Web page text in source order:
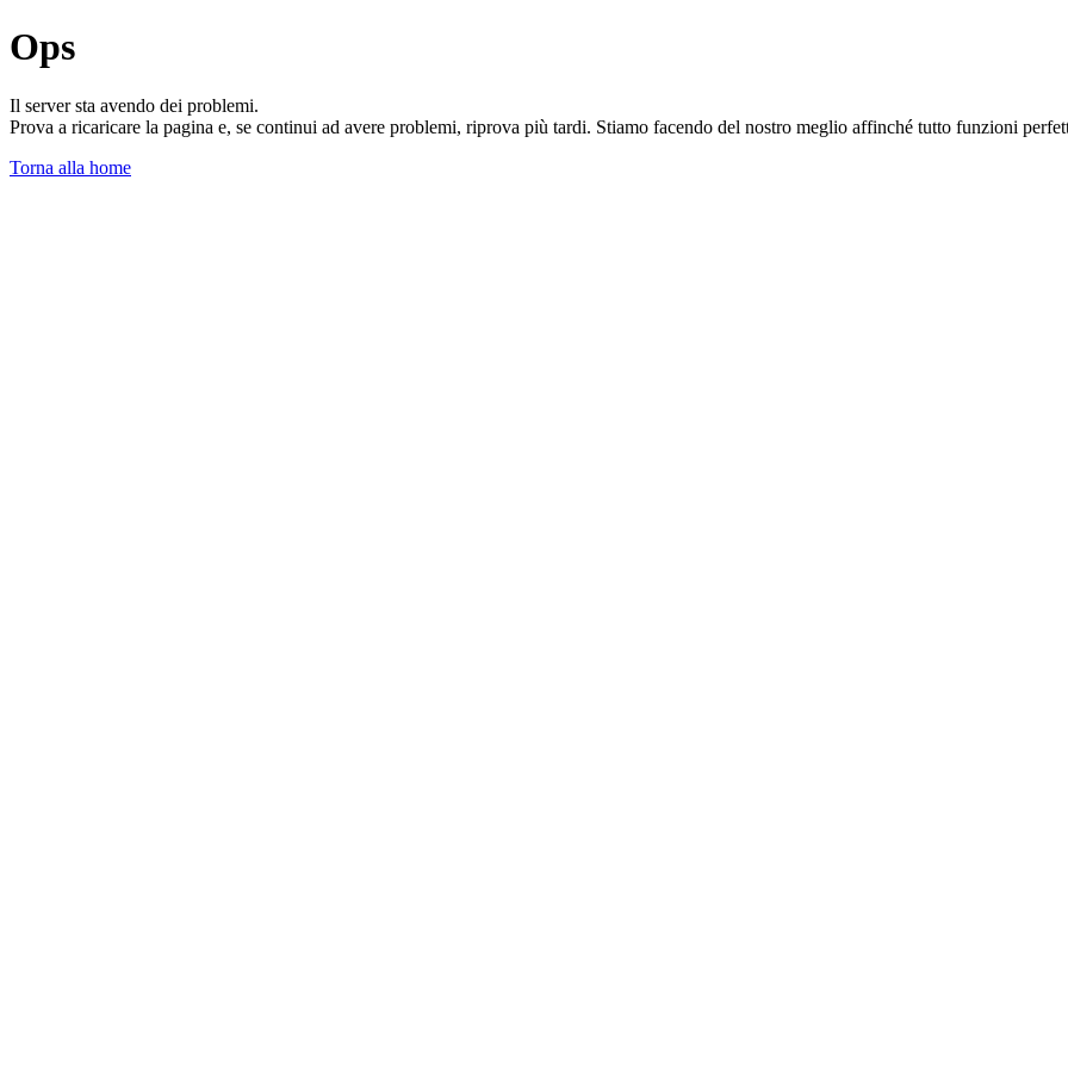
Ops
Il server sta avendo dei problemi.
Prova a ricaricare la pagina e, se continui ad avere problemi, riprova più tardi. Stiamo facendo del nostro meglio affinché tutto funzioni
Torna alla home